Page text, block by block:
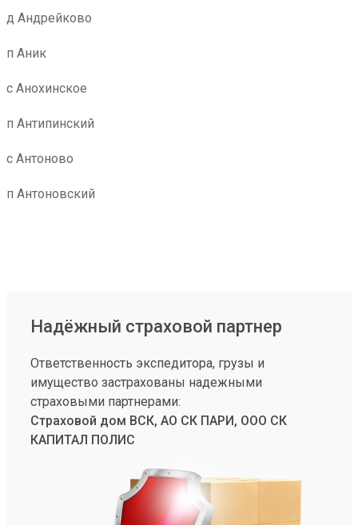
д Андрейково
п Аник
с Анохинское
п Антипинский
с Антоново
п Антоновский
Надёжный страховой партнер
Ответственность экспедитора, грузы и
имущество застрахованы надежными
страховыми партнерами:
Страховой дом ВСК, АО СК ПАРИ, ООО СК
КАПИТАЛ ПОЛИС